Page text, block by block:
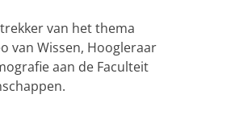
van het thema
van Wissen, Hoogleraar
aan de Faculteit